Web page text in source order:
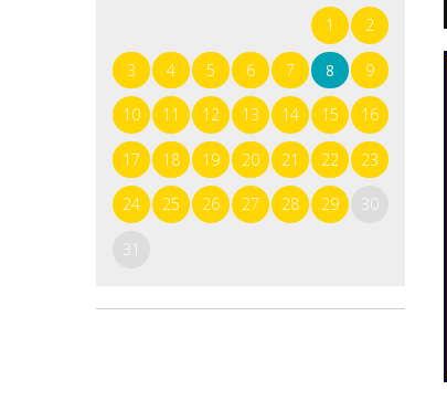
1 2
3 4 5 6 7 8 9
10 11 12 13 14 15 16
17 18 19 20 21 22 23
24 25 26 27 28 29 30
31